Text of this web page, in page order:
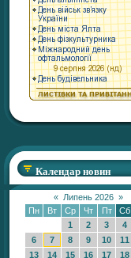
Календар новин
« Липень 2026 »
Пн
Вт Ср Чт Пт Сб
1
2 3 4
6
7 8 9 10 11
13
14 15 16 17 18